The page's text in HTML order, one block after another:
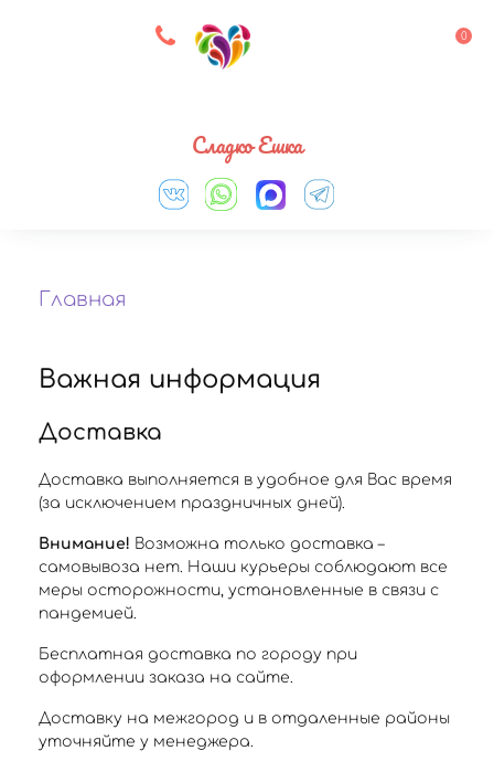
8 927 083 33 05 0
Сладко Ешка
Главная
Важная информация
Доставка
Доставка выполняется в удобное для Вас время
(за исключением праздничных дней).
Внимание! Возможна только доставка –
самовывоза нет. Наши курьеры соблюдают все
меры осторожности, установленные в связи с
пандемией.
Бесплатная доставка по городу при
оформлении заказа на сайте.
Доставку на межгород и в отдаленные районы
уточняйте у менеджера.